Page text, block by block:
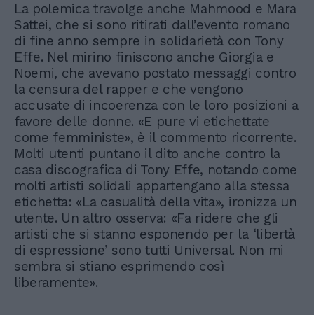
La polemica travolge anche Mahmood e Mara
Sattei, che si sono ritirati dall’evento romano
di fine anno sempre in solidarietà con Tony
Effe. Nel mirino finiscono anche ​​Giorgia e
Noemi, che avevano postato messaggi contro
la censura del rapper e che vengono
accusate di incoerenza con le loro posizioni a
favore delle donne. «E pure vi etichettate
come femministe», è il commento ricorrente.
Molti utenti puntano il dito anche contro la
casa discografica di Tony Effe, notando come
molti artisti solidali appartengano alla stessa
etichetta: «La casualità della vita», ironizza un
utente. Un altro osserva: «Fa ridere che gli
artisti che si stanno esponendo per la ‘libertà
di espressione’ sono tutti Universal. Non mi
sembra si stiano esprimendo così
liberamente».